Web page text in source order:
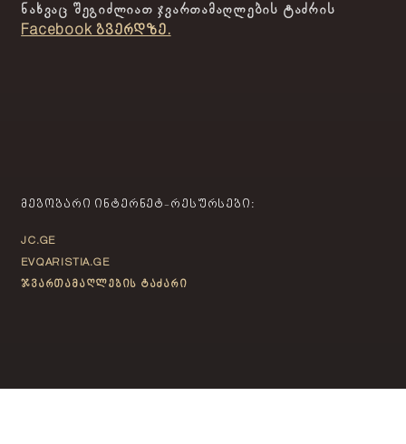
ნახვაც შეგიძლიათ ჯვართამაღლების ტაძრის
Facebook გვერდზე.
ᲛᲔᲒᲝᲑᲐᲠᲘ ᲘᲜᲢᲔᲠᲜᲔᲢ-ᲠᲔᲡᲣᲠᲡᲔᲑᲘ:
JC.GE
EVQARISTIA.GE
ჯვართამაღლების ტაძარი